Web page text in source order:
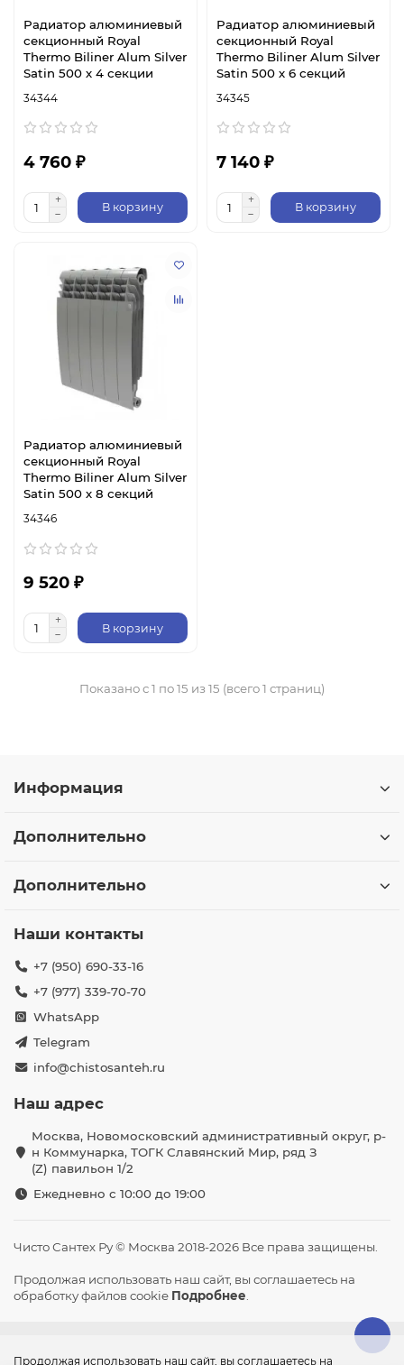
Радиатор алюминиевый
секционный Royal
Thermo Biliner Alum Silver
Satin 500 х 4 секции
34344
4 760 ₽
В корзину
Радиатор алюминиевый
секционный Royal
Thermo Biliner Alum Silver
Satin 500 х 6 секций
34345
7 140 ₽
В корзину
Радиатор алюминиевый
секционный Royal
Thermo Biliner Alum Silver
Satin 500 х 8 секций
34346
9 520 ₽
В корзину
Показано с 1 по 15 из 15 (всего 1 страниц)
Продолжая использовать наш сайт, вы соглашаетесь на
Информация
Дополнительно
Дополнительно
Наши контакты
+7 (950) 690-33-16
+7 (977) 339-70-70
WhatsApp
Telegram
info@chistosanteh.ru
Наш адрес
Москва, Новомосковский административный округ, р-
н Коммунарка, ТОГК Славянский Мир, ряд З
(Z) павильон 1/2
Ежедневно с 10:00 до 19:00
Чисто Сантех Ру © Москва 2018-2026 Все права защищены.
Продолжая использовать наш сайт, вы соглашаетесь на
обработку файлов cookie Подробнее